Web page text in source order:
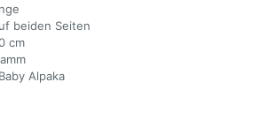
beiden Seiten
cm
Alpaka